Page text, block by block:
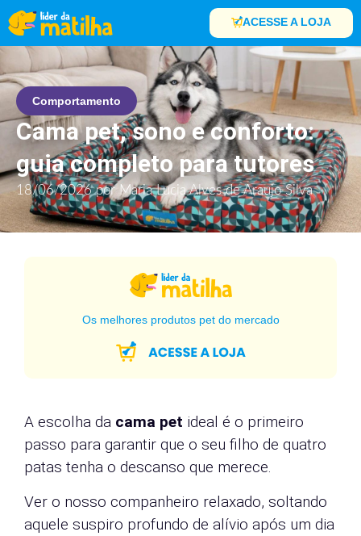
ACESSE A LOJA
Comportamento
Cama pet, sono e conforto:
guia completo para tutores
18/06/2026 por Maria Lucia Alves de Araujo Silva
Os melhores produtos pet do mercado
A escolha da cama pet ideal é o primeiro
passo para garantir que o seu filho de quatro
patas tenha o descanso que merece.
Ver o nosso companheiro relaxado, soltando
aquele suspiro profundo de alívio após um dia